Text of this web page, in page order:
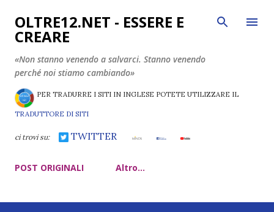
Passa ai contenuti principali
OLTRE12.NET - ESSERE E
CREARE
«Non stanno venendo a salvarci. Stanno venendo
perché noi stiamo cambiando»
PER TRADURRE I SITI IN INGLESE POTETE UTILIZZARE IL
TRADUTTORE DI SITI
ci trovi su: TWITTER
POST ORIGINALI Altro…